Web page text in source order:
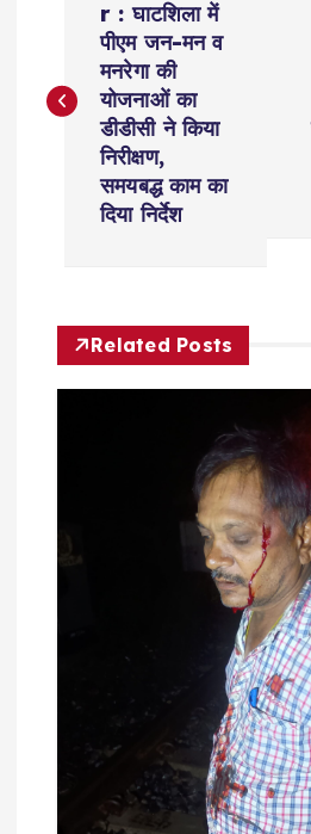
s
v
r : घाटशिला में
पीएम जन-मन व
मनरेगा की
योजनाओं का
डीडीसी ने किया
निरीक्षण,
समयबद्ध काम का
दिया निर्देश
Related Posts